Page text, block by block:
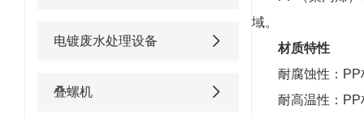
电镀废水处理设备
叠螺机
域。
材质特性
耐腐蚀性：
耐高温性：